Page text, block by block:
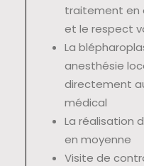
traitement en
et le respect
La
anesthésie
directement
médical
La réalisation
en moyenne
Visite de